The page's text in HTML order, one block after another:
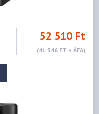
52 510 Ft
(41 346 FT + ÁFA)